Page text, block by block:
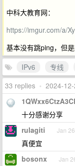
中科大教育网：
https://imgur.com/a/
基本没有跳ping，但是
IPv6
专线
33 replies • 2024-
十分感谢分享
rulagiti Jan
真便宜
bosonx Jan